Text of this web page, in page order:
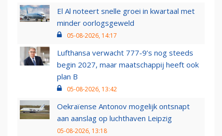
El Al noteert snelle groei in kwartaal met
minder oorlogsgeweld
05-08-2026, 14:17
Lufthansa verwacht 777-9’s nog steeds
begin 2027, maar maatschappij heeft ook
plan B
05-08-2026, 13:42
Oekraïense Antonov mogelijk ontsnapt
aan aanslag op luchthaven Leipzig
05-08-2026, 13:18